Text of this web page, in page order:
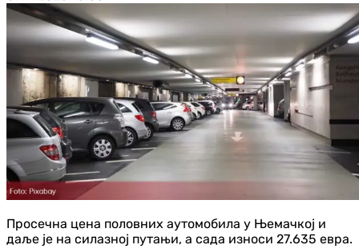
Просечна цена половних аутомобила у Њемачкој и
даље је на силазној путањи, а сада износи 27.635 евра.